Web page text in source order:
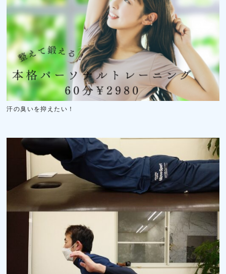
汗の臭いを抑えたい！